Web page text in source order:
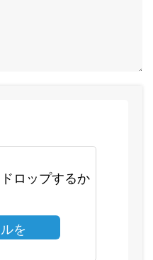
ロップするか
を